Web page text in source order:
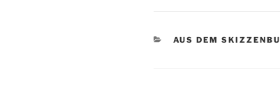
KATEGORIEN
AUS DEM